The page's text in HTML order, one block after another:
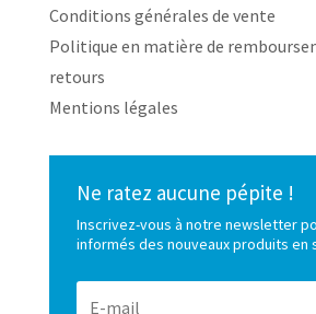
Conditions générales de vente
Politique en matière de
retours
Mentions légales
Ne ratez aucune pépite !
Inscrivez-vous à notre newsletter
informés des nouveaux produits en